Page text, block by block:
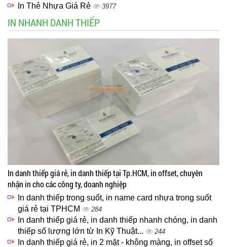
In Thẻ Nhựa Giá Rẻ 3977
IN NHANH DANH THIẾP
In danh thiếp giá rẻ, in danh thiếp tại Tp.HCM, in offset, chuyên
nhận in cho các công ty, doanh nghiệp
In danh thiếp trong suốt, in name card nhựa trong suốt
giá rẻ tại TPHCM
284
In danh thiếp giá rẻ, in danh thiếp nhanh chóng, in danh
thiếp số lượng lớn từ In Kỹ Thuật...
244
In danh thiếp giá rẻ, in 2 mặt - không màng, in offset số